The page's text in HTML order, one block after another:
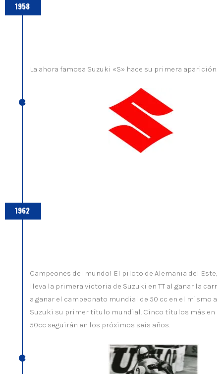
1958
La ahora famosa Suzuki «S» hace su primera aparición.
1962
Campeones del mundo! El piloto de Alemania del Este,
lleva la primera victoria de Suzuki en TT al ganar la
a ganar el campeonato mundial de 50 cc en el mismo
Suzuki su primer título mundial. Cinco títulos más en
50cc seguirán en los próximos seis años.